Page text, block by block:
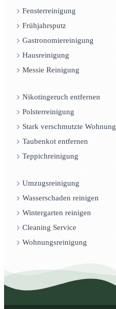
Fensterreinigung
Frühjahrsputz
Gastronomiereinigung
Hausreinigung
Messie Reinigung
Nikotingeruch entfernen
Polsterreinigung
Stark verschmutzte Wohnung
Taubenkot entfernen
Teppichreinigung
Umzugsreinigung
Wasserschaden reinigen
Wintergarten reinigen
Cleaning Service
Wohnungsreinigung